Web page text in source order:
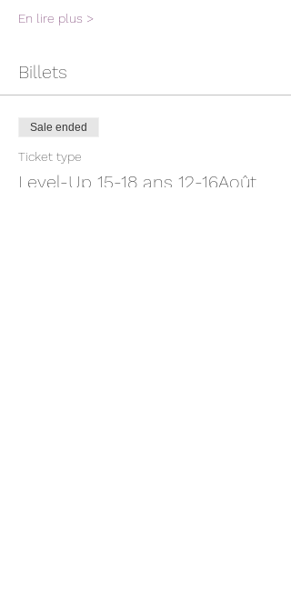
En lire plus >
Billets
Sale ended
Ticket type
Level-Up 15-18 ans 12-16Août